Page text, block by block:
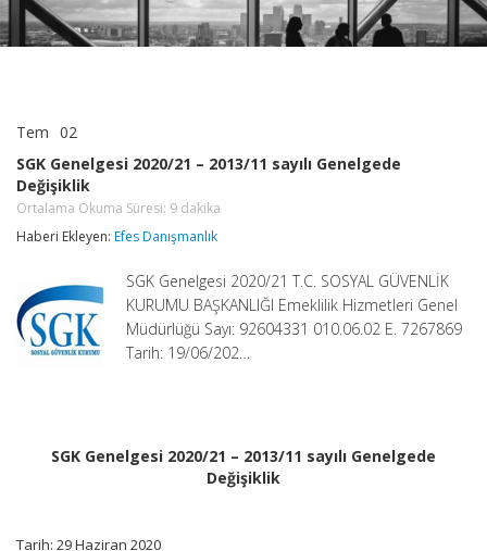
Tem 02
2020/21
2013/11
Genelgede
Ortalama
Okuma
Süresi:
9
dakika
SGK Genelgesi 2020/21 – 2013/11 sayılı Genelgede
Değişiklik
Ortalama Okuma Süresi: 9 dakika
Haberi Ekleyen: Efes Danışmanlık
SGK Genelgesi 2020/21 T.C. SOSYAL GÜVENLİK
KURUMU BAŞKANLIĞI Emeklilik Hizmetleri Genel
Müdürlüğü Sayı: 92604331 010.06.02 E. 7267869
Tarih: 19/06/202…
SGK Genelgesi 2020/21 – 2013/11 sayılı Genelgede
Değişiklik
Tarih: 29 Haziran 2020